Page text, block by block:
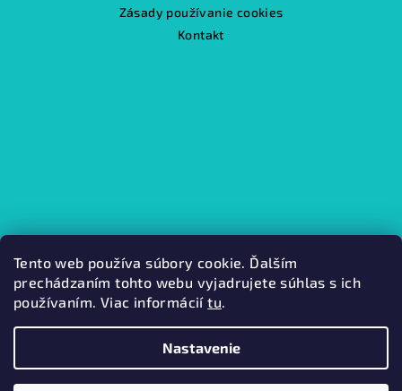
Tento web používa súbory cookie. Ďalším
prechádzaním tohto webu vyjadrujete súhlas s ich
používaním. Viac informáciítu.
Nastavenie
Zásady používanie cookies
Kontakt
Kamenná predajňa